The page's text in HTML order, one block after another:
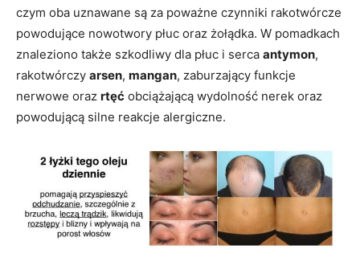
czym oba uznawane są za poważne czynniki rakotwórcze
powodujące nowotwory płuc oraz żołądka. W pomadkach
znaleziono także szkodliwy dla płuc i serca antymon,
rakotwórczy arsen, mangan, zaburzający funkcje
nerwowe oraz rtęć obciążającą wydolność nerek oraz
powodującą silne reakcje alergiczne.